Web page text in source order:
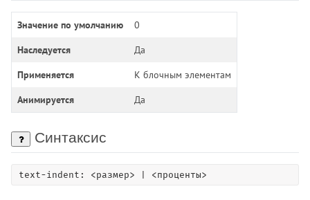
Значение по умолчанию
0
Наследуется
Да
Применяется
К блочным элементам
Анимируется
Да
Синтаксис
text-indent: <размер> | <проценты>
grid-row-end
hyphenate-character
hyphenate-limit-chars
hyphens
image-orientation
image-rendering
image-resolution